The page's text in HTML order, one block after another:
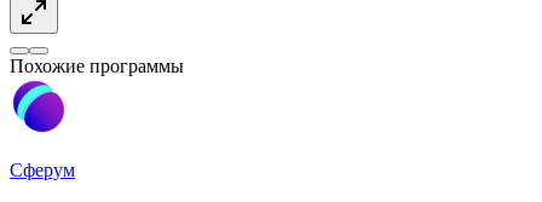
Похожие программы
Сферум